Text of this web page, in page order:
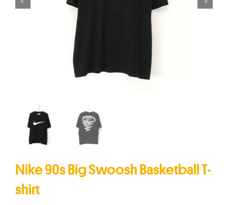
Nike 90s Big Swoosh Basketball T-
shirt